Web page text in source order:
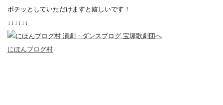
ポチッとしていただけますと嬉しいです！
↓↓↓↓↓↓
にほんブログ村